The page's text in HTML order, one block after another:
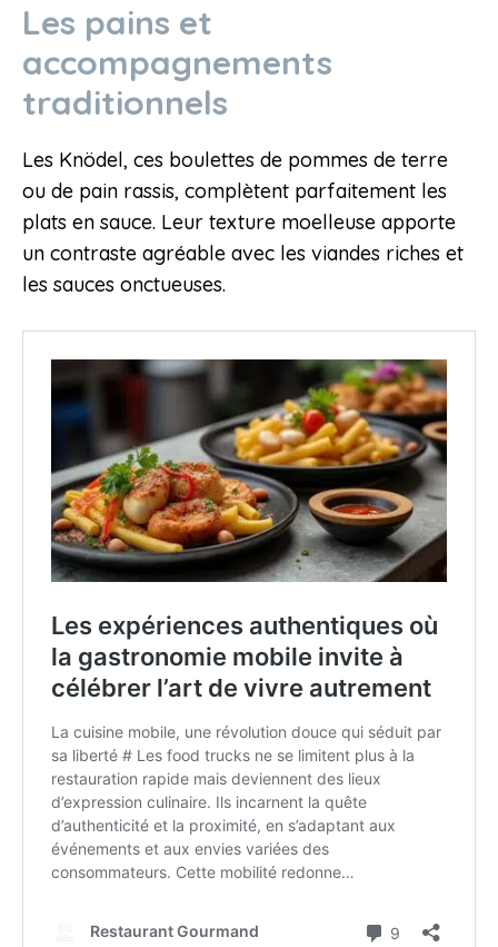
Les pains et
accompagnements
traditionnels
Les Knödel, ces boulettes de pommes de terre
ou de pain rassis, complètent parfaitement les
plats en sauce. Leur texture moelleuse apporte
un contraste agréable avec les viandes riches et
les sauces onctueuses.